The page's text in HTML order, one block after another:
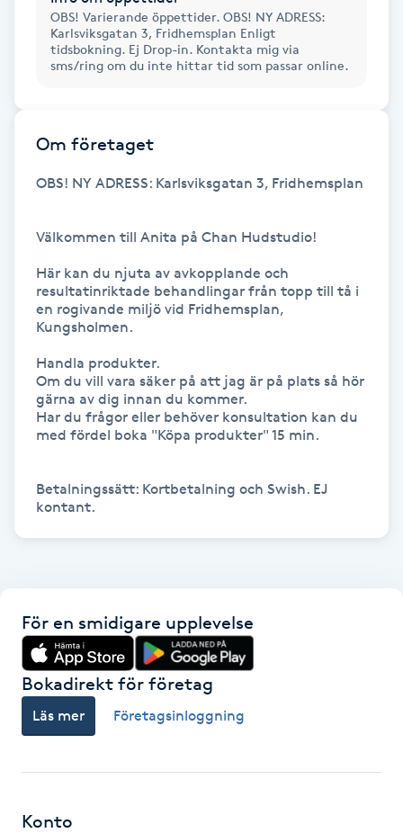
Hollywood Peel
Hudföryngring
Huduppstramning
Hudvård
Hyaluronsyra
Hyperhidros
Hypnos
Hårborttagning
Hårbottenbehandling
Hårvård
Hälsa
Hälsprickor
OBS! Varierande öppettider. OBS! NY ADRESS:
Karlsviksgatan 3, Fridhemsplan Enligt
tidsbokning. Ej Drop-in. Kontakta mig via
sms/ring om du inte hittar tid som passar online.
Om företaget
OBS! NY ADRESS: Karlsviksgatan 3, Fridhemsplan
Välkommen till Anita på Chan Hudstudio!
Här kan du njuta av avkopplande och
resultatinriktade behandlingar från topp till tå i
en rogivande miljö vid Fridhemsplan,
Kungsholmen.
Handla produkter.
Om du vill vara säker på att jag är på plats så hör
gärna av dig innan du kommer.
Har du frågor eller behöver konsultation kan du
med fördel boka "Köpa produkter" 15 min.
Betalningssätt: Kortbetalning och Swish. EJ
kontant.
För en smidigare upplevelse
Bokadirekt för företag
Läs mer Företagsinloggning
Konto